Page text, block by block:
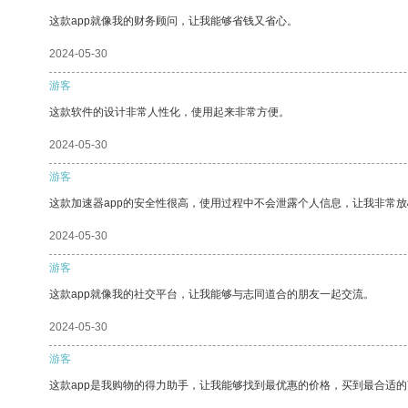
这款app就像我的财务顾问，让我能够省钱又省心。
2024-05-30
游客
这款软件的设计非常人性化，使用起来非常方便。
2024-05-30
游客
这款加速器app的安全性很高，使用过程中不会泄露个人信息，让我非常放
2024-05-30
游客
这款app就像我的社交平台，让我能够与志同道合的朋友一起交流。
2024-05-30
游客
这款app是我购物的得力助手，让我能够找到最优惠的价格，买到最合适的